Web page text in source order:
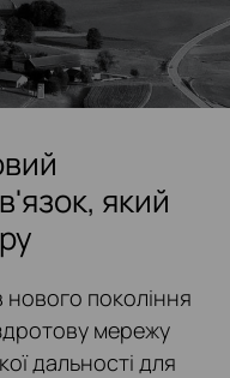
який
нового покоління
мережу
дальності для